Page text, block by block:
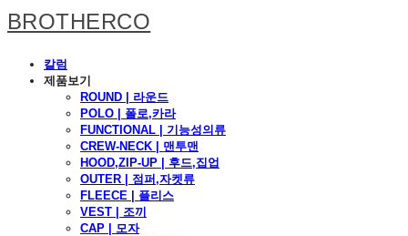
BROTHERCO
칼럼
제품보기
ROUND | 라운드
POLO | 폴로,카라
FUNCTIONAL | 기능성의류
CREW-NECK | 맨투맨
HOOD,ZIP-UP | 후드,집업
OUTER | 점퍼,자켓류
FLEECE | 플리스
VEST | 조끼
CAP | 모자